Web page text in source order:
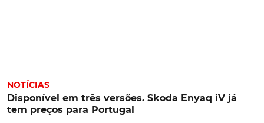
NOTÍCIAS
Disponível em três versões. Skoda Enyaq iV já
tem preços para Portugal